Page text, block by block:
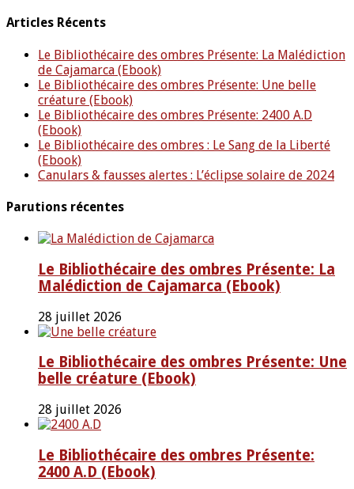
Articles Récents
Le Bibliothécaire des ombres Présente: La Malédiction
de Cajamarca (Ebook)
Le Bibliothécaire des ombres Présente: Une belle
créature (Ebook)
Le Bibliothécaire des ombres Présente: 2400 A.D
(Ebook)
Le Bibliothécaire des ombres : Le Sang de la Liberté
(Ebook)
Canulars & fausses alertes : L’éclipse solaire de 2024
Parutions récentes
Le Bibliothécaire des ombres Présente: La
Malédiction de Cajamarca (Ebook)
28 juillet 2026
Le Bibliothécaire des ombres Présente: Une
belle créature (Ebook)
28 juillet 2026
Le Bibliothécaire des ombres Présente:
2400 A.D (Ebook)